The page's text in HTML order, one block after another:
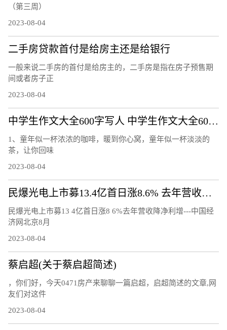
（第三周）
2023-08-04
二手房贷款首付是给房主还是给银行
一般来说二手房的首付是给房主的，二手房是指在房子预售期
间或者房子正
2023-08-04
中学生作文大全600字写人 中学生作文大全600字
1、童年似一杯浓浓的咖啡，暖到你心窝，童年似一杯淡淡的
茶，让你回味
2023-08-04
民爆光电上市募13.4亿首日涨8.6% 去年营收降净利增
民爆光电上市募13 4亿首日涨8 6%去年营收降净利增---中国经
济网北京8月
2023-08-04
蔡启超(关于蔡启超简述)
，你们好，今天0471房产来聊聊一篇启超，启超简述的文章,网
友们对这件
2023-08-04